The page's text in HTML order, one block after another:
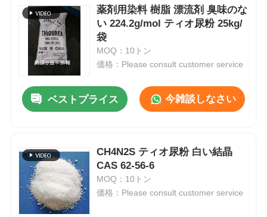
薬剤用染料 樹脂 漂流剤 臭味のな
い 224.2g/mol ティオ尿粉 25kg/
袋
MOQ：10トン
価格：Please consult customer service
ベストプライス 今雑談しなさい
CH4N2S ティオ尿粉 白い結晶
CAS 62-56-6
MOQ：10トン
価格：Please consult customer service